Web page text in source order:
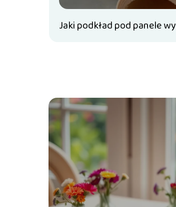
Jaki podkład pod panele